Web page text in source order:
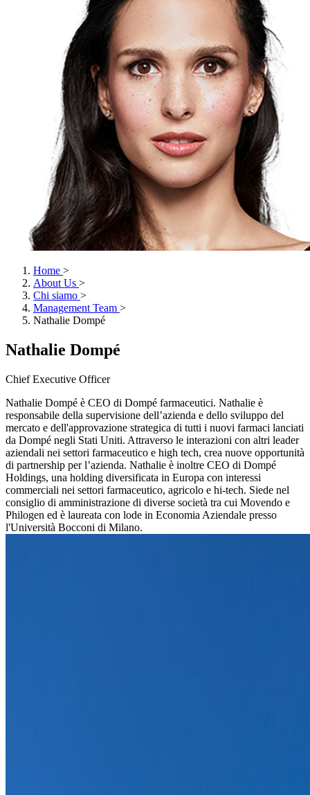
Home >
About Us >
Chi siamo >
Management Team >
Nathalie Dompé
Nathalie Dompé
Chief Executive Officer
Nathalie Dompé è CEO di Dompé farmaceutici. Nathalie è
responsabile della supervisione dell’azienda e dello sviluppo del
mercato e dell'approvazione strategica di tutti i nuovi farmaci lanciati
da Dompé negli Stati Uniti. Attraverso le interazioni con altri leader
aziendali nei settori farmaceutico e high tech, crea nuove opportunità
di partnership per l’azienda. Nathalie è inoltre CEO di Dompé
Holdings, una holding diversificata in Europa con interessi
commerciali nei settori farmaceutico, agricolo e hi-tech. Siede nel
consiglio di amministrazione di diverse società tra cui Movendo e
Philogen ed è laureata con lode in Economia Aziendale presso
l'Università Bocconi di Milano.